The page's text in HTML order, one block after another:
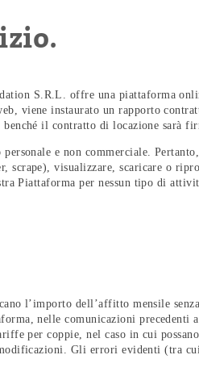
S.R.L. offre una piattaforma
viene instaurato un rapporto
il contratto di locazione sarà
e non commerciale.
scrape), visualizzare, scaricare o
Piattaforma per nessun tipo di
l’importo dell’affitto mensile
nelle comunicazioni
per coppie, nel caso in cui
Gli errori evidenti (tra